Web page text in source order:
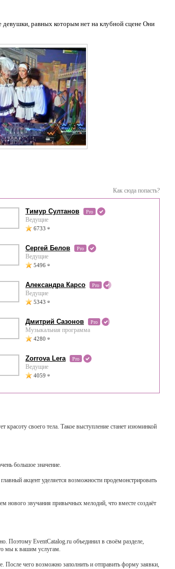
девушки, равных которым нет на клубной сцене Они
Как сюда попасть?
Тимур Султанов Pro
Ведущие
6733
Сергей Белов Pro
Ведущие
5496
Александра Карсо Pro
Ведущие
5343
Дмитрий Сазонов Pro
Музыкальная программа
4280
Zorrova Lera Pro
Ведущие
4059
своего тела. Такое выступление станет изюминкой
большое значение.
акцент уделяется возможности продемонстрировать
нового звучания привычных мелодий, что вместе создаёт
Поэтому EventCatalog.ru объединил в своём разделе,
мы к вашим услугам.
После чего возможно заполнить и отправить форму заявки,